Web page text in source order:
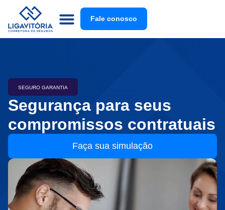
Fale conosco
SEGURO GARANTIA
Segurança para seus
compromissos contratuais
Faça sua simulação